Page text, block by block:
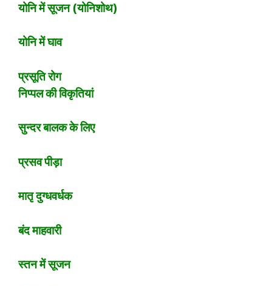
योनि में सूजन (योनिशोथ)
योनि में घाव
प्रसूति रोग
निप्पल की विकृतियां
सुन्दर बालक के लिए
प्रसव पीड़ा
मातृ दुग्धवर्धक
बंद माहवारी
स्तन में सूजन